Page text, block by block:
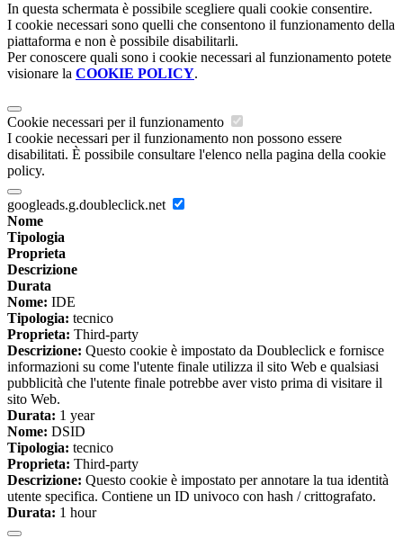
In questa schermata è possibile scegliere quali cookie consentire.
I cookie necessari sono quelli che consentono il funzionamento della
piattaforma e non è possibile disabilitarli.
Per conoscere quali sono i cookie necessari al funzionamento potete
visionare la COOKIE POLICY.
Cookie necessari per il funzionamento
I cookie necessari per il funzionamento non possono essere
disabilitati. È possibile consultare l'elenco nella pagina della cookie
policy.
googleads.g.doubleclick.net
Nome
Tipologia
Proprieta
Descrizione
Durata
Nome: IDE
Tipologia: tecnico
Proprieta: Third-party
Descrizione: Questo cookie è impostato da Doubleclick e fornisce
informazioni su come l'utente finale utilizza il sito Web e qualsiasi
pubblicità che l'utente finale potrebbe aver visto prima di visitare il
sito Web.
Durata: 1 year
Nome: DSID
Tipologia: tecnico
Proprieta: Third-party
Descrizione: Questo cookie è impostato per annotare la tua identità
utente specifica. Contiene un ID univoco con hash / crittografato.
Durata: 1 hour